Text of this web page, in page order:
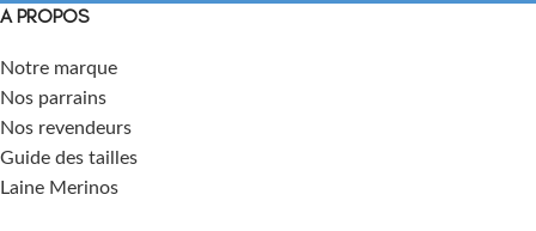
A PROPOS
Notre marque
Nos parrains
Nos revendeurs
Guide des tailles
Laine Merinos